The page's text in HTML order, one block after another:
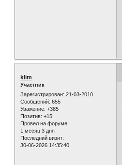
klim
Участник
Зарегистрирован: 21-03-2010
Сообщений: 655
Уважение: +385
Позитив: +15
Провел на форуме:
1 месяц 3 дня
Последний визит:
30-06-2026 14:35:40